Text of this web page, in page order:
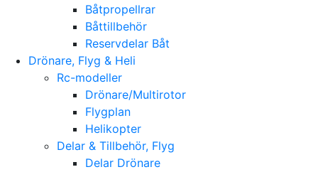
Båtpropellrar
Båttillbehör
Reservdelar Båt
Drönare, Flyg & Heli
Rc-modeller
Drönare/Multirotor
Flygplan
Helikopter
Delar & Tillbehör, Flyg
Delar Drönare